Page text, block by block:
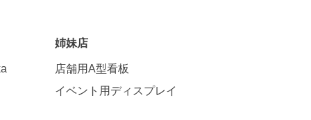
姉妹店
店舗用A型看板
イベント用ディスプレイ